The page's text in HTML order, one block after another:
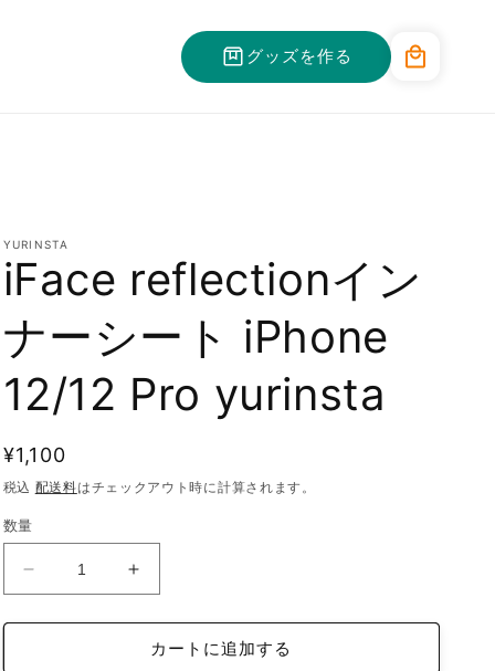
グッズを作る
ー
YURINSTA
iFace reflectionイン
ナーシート iPhone
12/12 Pro yurinsta
通
常
価
格
¥1,100
税込 配送料はチェックアウト時に計算されます。
数量
reflection
イ
iFace
reflection
イ
ンカートに追加する